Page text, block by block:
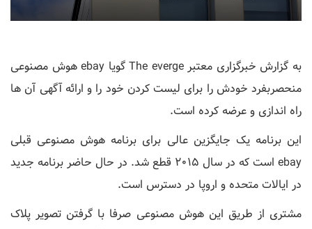
به گزارش خبرگزاری معتبر The everge گویا ebay هوش مصنوعی
منحصربفرد خودش را برای لیست کردن خود را و ارائه آگهی آن ها
راه اندازی و عرضه کرده است.
این برنامه یک جایگزین عالی برای برنامه هوش مصنوعی قبلی
ebay است که در سال 2015 قطع شد. در حال حاضر برنامه جدید
در ایالات متحده و اروپا در دسترس است.
مشتری از طریق این هوش مصنوعی صرفا با گرفتن تصویر پلاک